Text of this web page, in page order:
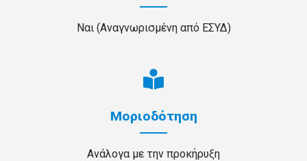
Ναι (Αναγνωρισμένη από ΕΣΥΔ)
Μοριοδότηση
Ανάλογα με την προκήρυξη